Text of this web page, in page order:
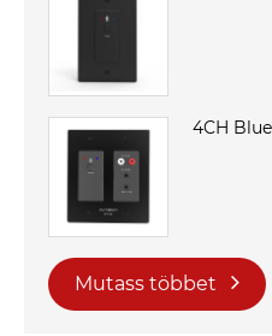
4CH
Mutass többet